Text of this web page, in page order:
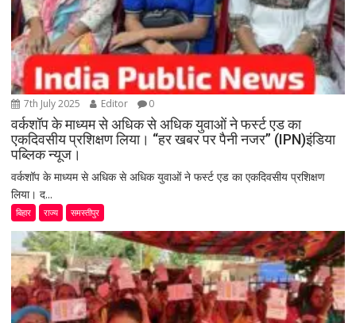
7th July 2025 Editor 0
वर्कशॉप के माध्यम से अधिक से अधिक युवाओं ने फर्स्ट एड का
एकदिवसीय प्रशिक्षण लिया। “हर खबर पर पैनी नजर” (IPN)इंडिया
पब्लिक न्यूज।
वर्कशॉप के माध्यम से अधिक से अधिक युवाओं ने फर्स्ट एड का एकदिवसीय प्रशिक्षण
लिया। द...
बिहार राज्य समस्तीपुर